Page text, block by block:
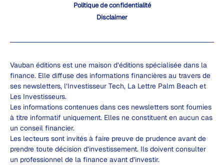
Politique de confidentialité
Disclaimer
Vauban éditions est une maison d’éditions spécialisée dans la
finance. Elle diffuse des informations financières au travers de
ses newsletters, l’Investisseur Tech, La Lettre Palm Beach et
Les Investisseurs.
Les informations contenues dans ces newsletters sont fournies
à titre informatif uniquement. Elles ne constituent en aucun cas
un conseil financier.
Les lecteurs sont invités à faire preuve de prudence avant de
prendre toute décision d’investissement. Ils doivent consulter
un professionnel de la finance avant d’investir.